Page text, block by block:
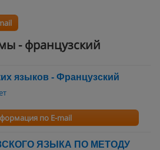
- французский
языков - Французский
по E-mail
ЯЗЫКА ПО МЕТОДУ